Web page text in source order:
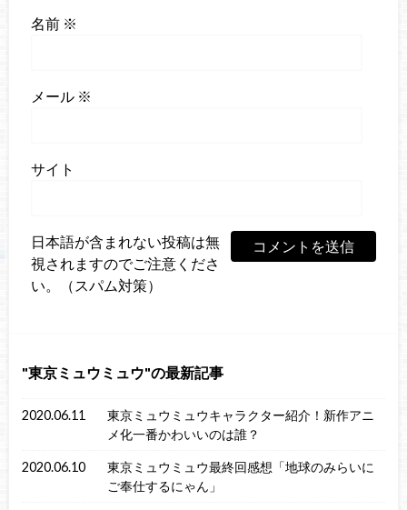
名前 ※
メール ※
サイト
日本語が含まれない投稿は無
視されますのでご注意くださ
い。（スパム対策）
東京ミュウミュウ の最新記事
2020.06.11
東京ミュウミュウキャラクター紹介！新作アニ
メ化一番かわいいのは誰？
2020.06.10
東京ミュウミュウ最終回感想「地球のみらいに
ご奉仕するにゃん」